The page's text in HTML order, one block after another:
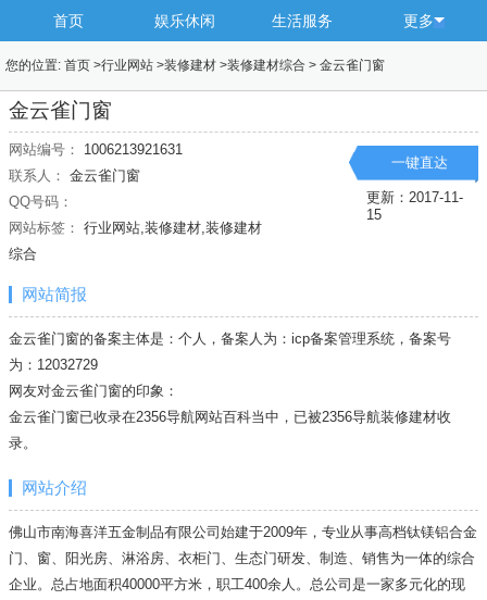
首页 娱乐休闲 生活服务 更多
您的位置: 首页 >行业网站 >装修建材 >装修建材综合 > 金云雀门窗
金云雀门窗
网站编号：
1006213921631
联系人： 金云雀门窗
QQ号码：
网站标签： 行业网站,装修建材,装修建材
综合
一键直达
更新：2017-11-
15
网站简报
金云雀门窗的备案主体是：个人，备案人为：icp备案管理系统，备案号
为：12032729
网友对金云雀门窗的印象：
金云雀门窗已收录在2356导航网站百科当中，已被2356导航装修建材收
录。
网站介绍
佛山市南海喜洋五金制品有限公司始建于2009年，专业从事高档钛镁铝合金
门、窗、阳光房、淋浴房、衣柜门、生态门研发、制造、销售为一体的综合
企业。总占地面积40000平方米，职工400余人。总公司是一家多元化的现